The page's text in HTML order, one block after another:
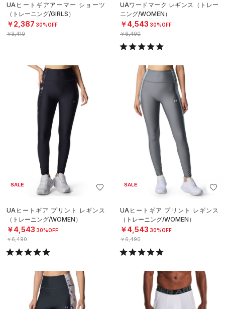
UAヒートギアアーマー ショーツ
（トレーニング/GIRLS）
￥2,387 30%OFF
￥3,410
UAワードマーク レギンス（トレー
ニング/WOMEN）
￥4,543 30%OFF
￥6,490
SALE
UAヒートギア プリント レギンス
（トレーニング/WOMEN）
￥4,543 30%OFF
￥6,490
SALE
UAヒートギア プリント レギンス
（トレーニング/WOMEN）
￥4,543 30%OFF
￥6,490